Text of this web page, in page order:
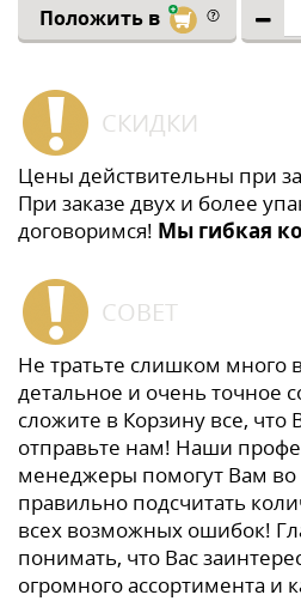
Положить в
СКИДКИ
Цены действительны при
При заказе двух и более
договоримся! Мы гибкая
СОВЕТ
Не тратьте слишком много
детальное и очень точное
сложите в Корзину все, что
отправьте нам! Наши
менеджеры помогут Вам во
правильно подсчитать
всех возможных ошибок!
понимать, что Вас
огромного ассортимента и